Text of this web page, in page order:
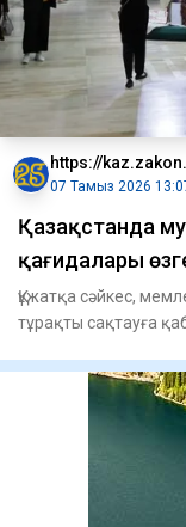
https://
07 Тамыз 2026
Қазақстанда
қағидалары
Құжатқа сәйкес,
тұрақты сақтауға